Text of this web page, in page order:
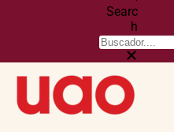
Searc
h